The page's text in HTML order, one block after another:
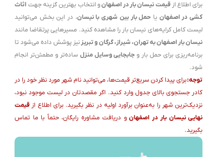
برای اطلاع ازقیمت نیسان بار در اصفهانو انتخاب بهترین گزینه جهت اثاث
کشی در اصفهان یا حمل بار بین شهری با نیسان، در این بخش می‌توانید
لیست کامل کرایه‌های نیسان بار را مشاهده کنید. مسیرهایی پرتقاضا مانند
نیسان بار اصفهان به تهران، شیراز، گرگان و تبریز نیز پوشش داده می‌شود تا
برنامه‌ریزی برای حمل بار و جابجایی وسایل منزل ساده‌تر و مطمئن‌تر انجام
شود.
توجه:برای پیدا کردن سریع‌تر قیمت‌ها، می‌توانید نام شهر مورد نظر خود را در
کادر جستجوی بالای جدول وارد کنید. اگر مقصدتان در لیست موجود نبود،
نزدیک‌ترین شهر را به‌عنوان برآورد اولیه در نظر بگیرید. برای اطلاع از قیمت
نهایی نیسان بار در اصفهانو دریافت مشاوره رایگان، حتماً با ما تماس
بگیرید.